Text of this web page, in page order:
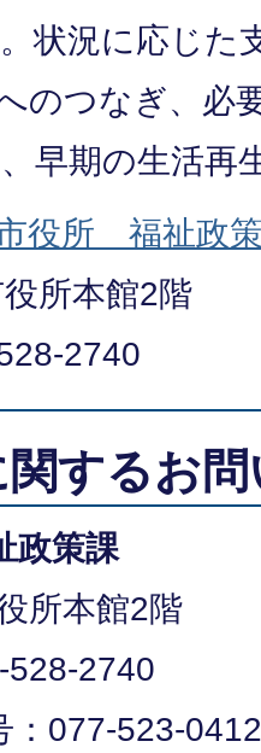
状況に応じた
のつなぎ、必
早期の生活再
役所 福祉政
所本館2階
2740
するお
政策課
所本館2階
528-2740
：077-523-0412